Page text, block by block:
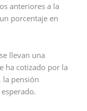
anteriores a la
porcentaje en
llevan una
ha cotizado por la
la pensión